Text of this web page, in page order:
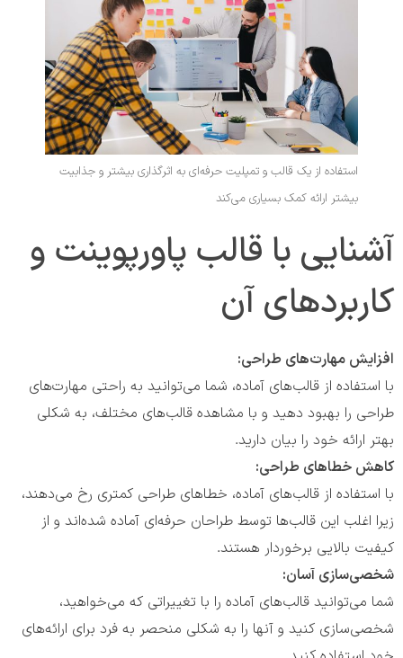
استفاده از یک قالب و تمپلیت حرفه‌ای به اثرگذاری بیشتر و جذابیت
بیشتر ارائه کمک بسیاری می‌کند
آشنایی با قالب پاورپوینت و
کاربردهای آن
افزایش مهارت‌های طراحی:
با استفاده از قالب‌های آماده، شما می‌توانید به راحتی مهارت‌های
طراحی را بهبود دهید و با مشاهده قالب‌های مختلف، به شکلی
بهتر ارائه خود را بیان دارید.
کاهش خطاهای طراحی:
با استفاده از قالب‌های آماده، خطاهای طراحی کمتری رخ می‌دهند،
زیرا اغلب این قالب‌ها توسط طراحان حرفه‌ای آماده شده‌اند و از
کیفیت بالایی برخوردار هستند.
شخصی‌سازی آسان:
شما می‌توانید قالب‌های آماده را با تغییراتی که می‌خواهید،
شخصی‌سازی کنید و آنها را به شکلی منحصر به فرد برای ارائه‌های